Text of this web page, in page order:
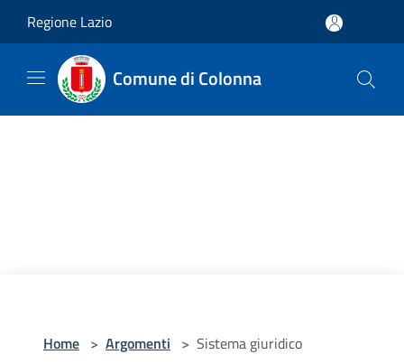
Regione Lazio
Comune di Colonna
Home > Argomenti > Sistema giuridico